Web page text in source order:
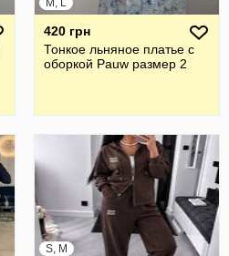
M, L
420 грн
Тонкое льняное платье с
оборкой Pauw размер 2
S, M